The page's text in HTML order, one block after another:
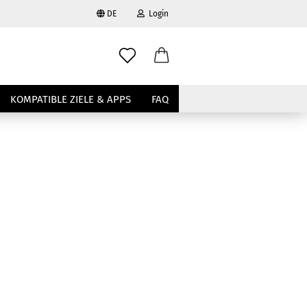
DE Login
KOMPATIBLE ZIELE & APPS FAQ